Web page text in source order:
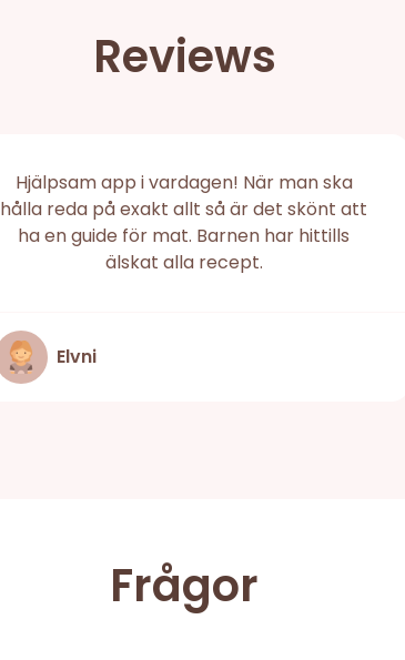
Reviews
Hjälpsam app i vardagen! När man ska
hålla reda på exakt allt så är det skönt att
ha en guide för mat. Barnen har hittills
älskat alla recept.
Elvni
Frågor